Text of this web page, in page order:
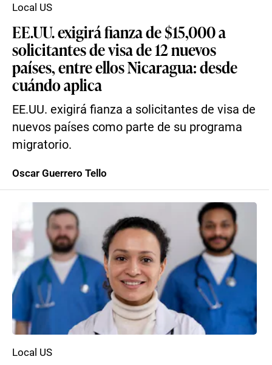
EE.UU. exigirá fianza de $15,000 a
solicitantes de visa de 12 nuevos
países, entre ellos Nicaragua: desde
cuándo aplica
EE.UU. exigirá fianza a solicitantes de visa de
nuevos países como parte de su programa
migratorio.
Local US
Oscar Guerrero Tello
Local US